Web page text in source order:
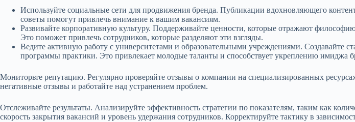
Используйте социальные сети для продвижения бренда. Публикации вдохновляющего
советы помогут привлечь внимание к вашим вакансиям.
Развивайте корпоративную культуру. Поддерживайте ценности, которые отражают
Это поможет привлечь сотрудников, которые разделяют эти взгляды.
Ведите активную работу с университетами и образовательными учреждениями. Создавайте
программы практики. Это привлекает молодые таланты и способствует укреплению имиджа
Мониторьте репутацию. Регулярно проверяйте отзывы о компании на специализированных
негативные отзывы и работайте над устранением проблем.
Отслеживайте результаты. Анализируйте эффективность стратегии по показателям, таким как
скорость закрытия вакансий и уровень удержания сотрудников. Корректируйте тактику в